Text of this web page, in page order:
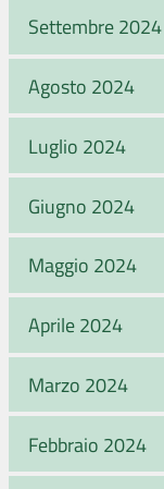
Settembre 2024
Agosto 2024
Luglio 2024
Giugno 2024
Maggio 2024
Aprile 2024
Marzo 2024
Febbraio 2024